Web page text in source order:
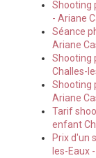
Shooting
- Ariane
Séance
Ariane
Shooting
Challes-
Shooting
Ariane
Tarif
enfant
Prix d'un
les-Eaux